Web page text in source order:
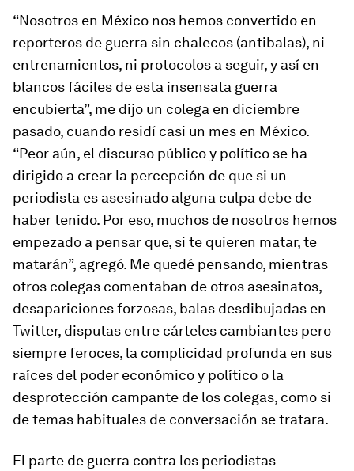
“Nosotros en México nos hemos convertido en
reporteros de guerra sin chalecos (antibalas), ni
entrenamientos, ni protocolos a seguir, y así en
blancos fáciles de esta insensata guerra
encubierta”, me dijo un colega en diciembre
pasado, cuando residí casi un mes en México.
“Peor aún, el discurso público y político se ha
dirigido a crear la percepción de que si un
periodista es asesinado alguna culpa debe de
haber tenido. Por eso, muchos de nosotros hemos
empezado a pensar que, si te quieren matar, te
matarán”, agregó. Me quedé pensando, mientras
otros colegas comentaban de otros asesinatos,
desapariciones forzosas, balas desdibujadas en
Twitter, disputas entre cárteles cambiantes pero
siempre feroces, la complicidad profunda en sus
raíces del poder económico y político o la
desprotección campante de los colegas, como si
de temas habituales de conversación se tratara.
El parte de guerra contra los periodistas